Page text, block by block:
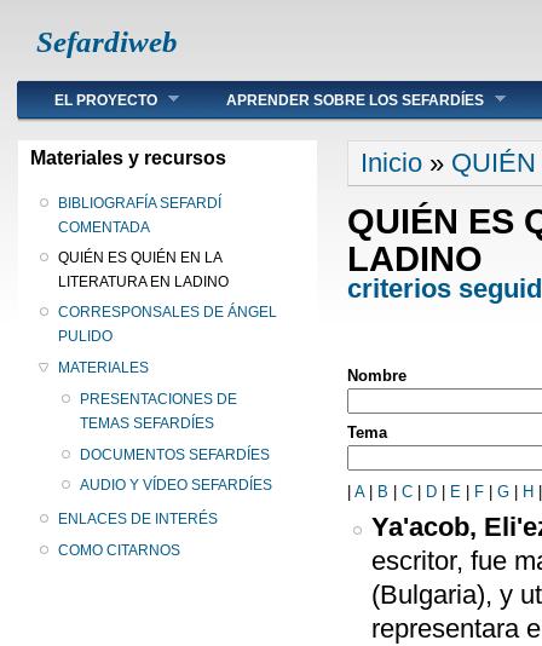
Sefardiweb
Main menu
EL PROYECTO APRENDER SOBRE LOS SEFARDÍES
Materiales y recursos
BIBLIOGRAFÍA SEFARDÍ
COMENTADA
QUIÉN ES QUIÉN EN LA
LITERATURA EN LADINO
CORRESPONSALES DE ÁNGEL
PULIDO
MATERIALES
PRESENTACIONES DE
TEMAS SEFARDÍES
DOCUMENTOS SEFARDÍES
AUDIO Y VÍDEO SEFARDÍES
ENLACES DE INTERÉS
COMO CITARNOS
Se encuentra
Inicio »
QUIÉN ES
LADINO
criterios
Nombre
Tema
A B C D E F G H
Ya'acob,
escritor, fue
(Bulgaria), y
representara